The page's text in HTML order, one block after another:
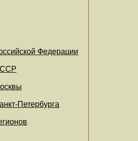
Федерации
Петербурга